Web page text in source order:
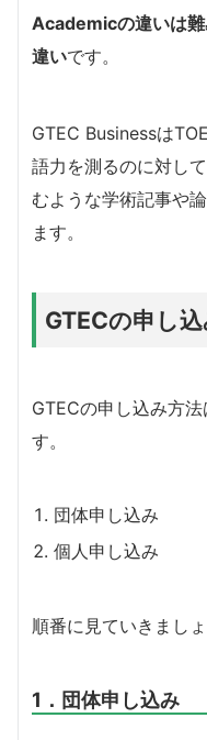
Academicの違いは
違いです。
GTEC Businessは
語力を測るのに対し
むような学術記事や
ます。
GTECの申し
GTECの申し込み方
す。
団体申し込み
個人申し込み
順番に見ていきましょ
1．団体申し込み